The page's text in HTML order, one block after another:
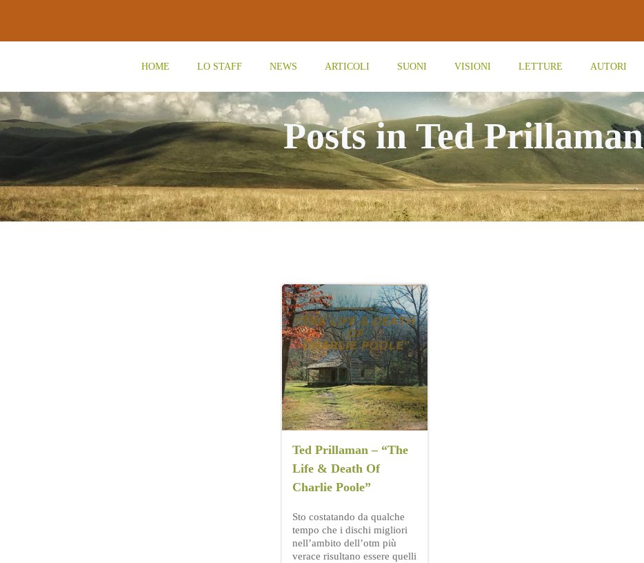
contenuto
HOME LO STAFF NEWS ARTICOLI SUONI VISIONI LETTURE AUTORI
Posts in Ted Prillaman
Ted Prillaman – “The
Life & Death Of
Charlie Poole”
Sto costatando da qualche
tempo che i dischi migliori
nell’ambito dell’otm più
verace risultano essere quelli